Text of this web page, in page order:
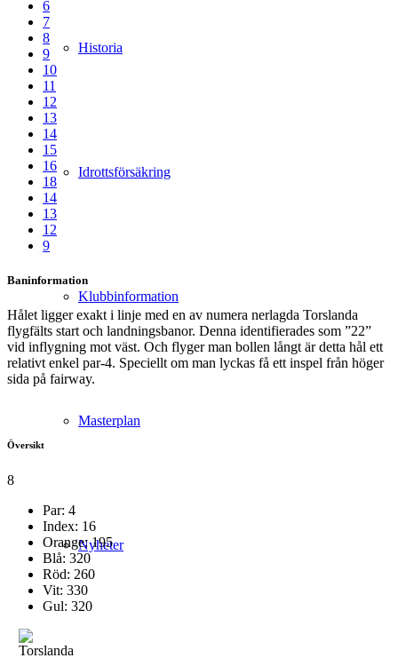
Historia
Idrottsförsäkring
Klubbinformation
Masterplan
Nyheter
6
7
8
9
10
11
12
13
14
15
16
18
14
13
12
9
Baninformation
Hålet ligger exakt i linje med en av numera nerlagda Torslanda
flygfälts start och landningsbanor. Denna identifierades som ”22”
vid inflygning mot väst. Och flyger man bollen långt är detta hål ett
relativt enkel par-4. Speciellt om man lyckas få ett inspel från höger
sida på fairway.
Översikt
8
Par: 4
Index: 16
Orange: 195
Blå: 320
Röd: 260
Vit: 330
Gul: 320